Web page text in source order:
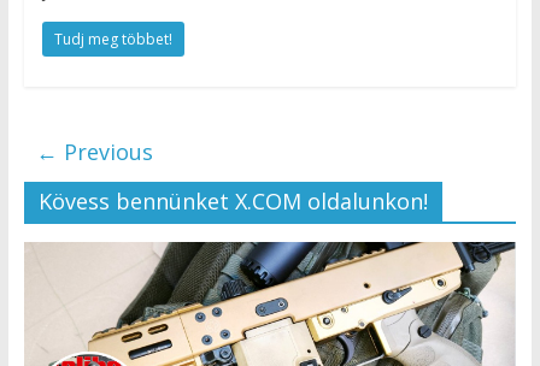
Tudj meg többet!
← Previous
Kövess bennünket X.COM oldalunkon!